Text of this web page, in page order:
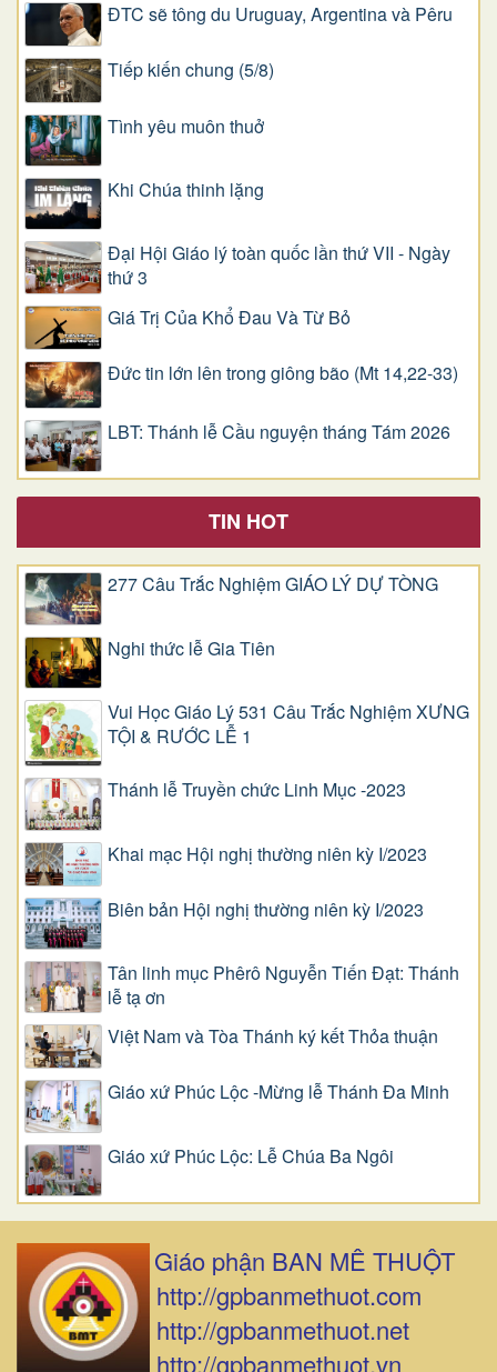
ĐTC sẽ tông du Uruguay, Argentina và Pêru
Tiếp kiến chung (5/8)
Tình yêu muôn thuở
Khi Chúa thinh lặng
Đại Hội Giáo lý toàn quốc lần thứ VII - Ngày
thứ 3
Giá Trị Của Khổ Ðau Và Từ Bỏ
Đức tin lớn lên trong giông bão (Mt 14,22-33)
LBT: Thánh lễ Cầu nguyện tháng Tám 2026
TIN HOT
277 Câu Trắc Nghiệm GIÁO LÝ DỰ TÒNG
Nghi thức lễ Gia Tiên
Vui Học Giáo Lý 531 Câu Trắc Nghiệm XƯNG
TỘI & RƯỚC LỄ 1
Thánh lễ Truyền chức Linh Mục -2023
Khai mạc Hội nghị thường niên kỳ I/2023
Biên bản Hội nghị thường niên kỳ I/2023
Tân linh mục Phêrô Nguyễn Tiến Đạt: Thánh
lễ tạ ơn
Việt Nam và Tòa Thánh ký kết Thỏa thuận
Giáo xứ Phúc Lộc -Mừng lễ Thánh Đa Minh
Giáo xứ Phúc Lộc: Lễ Chúa Ba Ngôi
Giáo phận BAN MÊ THUỘT
http://gpbanmethuot.com
http://gpbanmethuot.net
http://gpbanmethuot.vn